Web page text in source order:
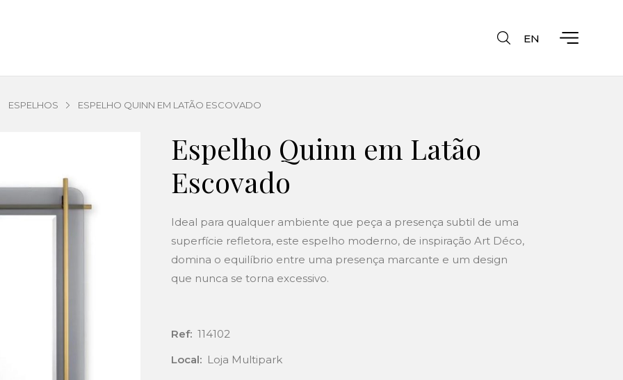
EN
ESPELHOS ESPELHO QUINN EM LATÃO ESCOVADO
Espelho Quinn em Latão
Escovado
Ideal para qualquer ambiente que peça a presença subtil de uma
superfície refletora, este espelho moderno, de inspiração Art Déco,
domina o equilíbrio entre uma presença marcante e um design
que nunca se torna excessivo.
Ref: 114102
Local: Loja Multipark